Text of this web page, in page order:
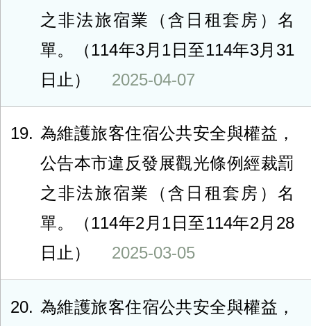
之非法旅宿業（含日租套房）名
單。（114年3月1日至114年3月31
日止）
2025-04-07
19
為維護旅客住宿公共安全與權益，
公告本市違反發展觀光條例經裁罰
之非法旅宿業（含日租套房）名
單。（114年2月1日至114年2月28
日止）
2025-03-05
20
為維護旅客住宿公共安全與權益，